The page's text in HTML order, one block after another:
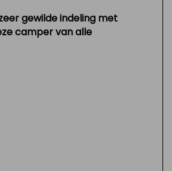
gewilde indeling met
camper van alle